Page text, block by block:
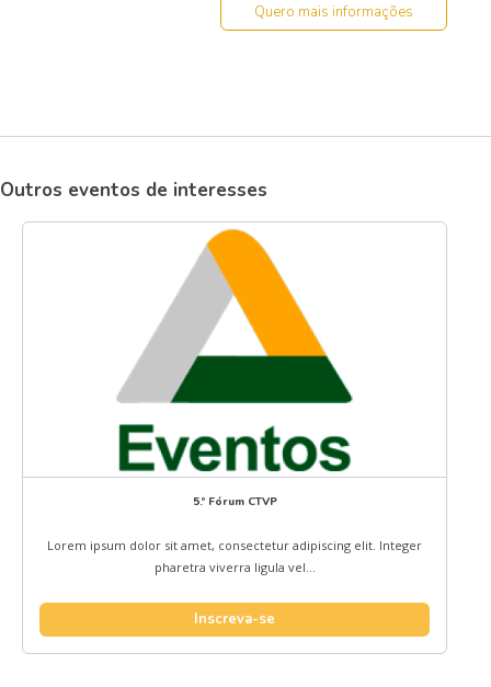
Quero mais informações
Outros eventos de interesses
5.º Fórum CTVP
Lorem ipsum dolor sit amet, consectetur adipiscing elit. Integer
pharetra viverra ligula vel...
Inscreva-se